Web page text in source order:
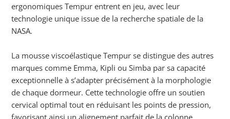
ergonomiques Tempur entrent en jeu, avec leur
technologie unique issue de la recherche spatiale de la
NASA.
La mousse viscoélastique Tempur se distingue des autres
marques comme Emma, Kipli ou Simba par sa capacité
exceptionnelle à s’adapter précisément à la morphologie
de chaque dormeur. Cette technologie offre un soutien
cervical optimal tout en réduisant les points de pression,
favorisant ainsi un alignement parfait de la colonne